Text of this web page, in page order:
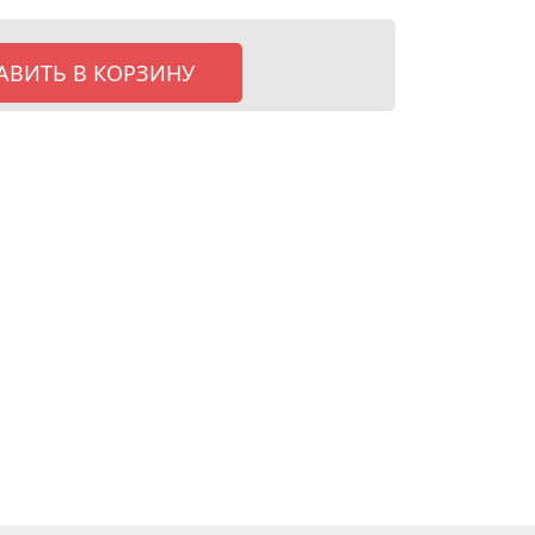
В КОРЗИНУ